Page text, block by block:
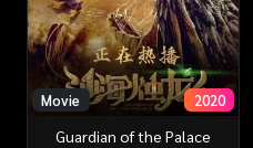
Movie 2020
Guardian of the Palace